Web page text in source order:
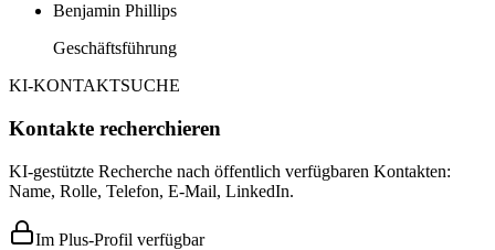
Benjamin Phillips
Geschäftsführung
KI-KONTAKTSUCHE
Kontakte recherchieren
KI-gestützte Recherche nach öffentlich verfügbaren Kontakten:
Name, Rolle, Telefon, E-Mail, LinkedIn.
Im Plus-Profil verfügbar